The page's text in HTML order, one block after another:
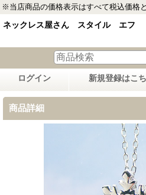
※当店商品の価格表示はすべて税込価格
ネックレス屋さん スタイル エフ
ログイン 新規登録はこ
商品詳細